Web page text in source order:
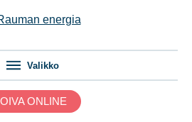
Valikko
OIVA ONLINE